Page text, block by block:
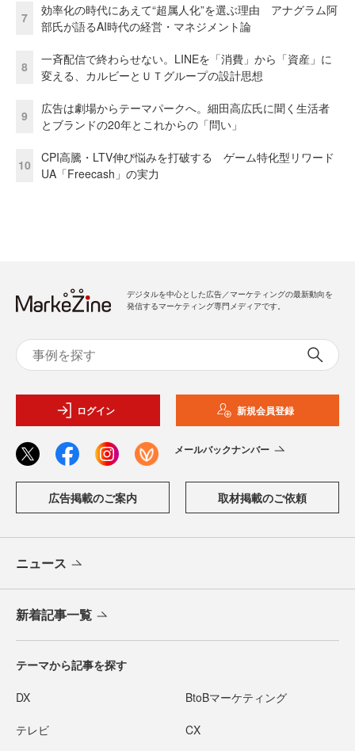
7
効率化の時代にあえて“超属人化”を選ぶ理由 アナグラム阿
部氏が語るAI時代の経営・マネジメント論
8
一斉配信で終わらせない。LINEを「消費」から「資産」に
変える、カルビーとＵＴグループの設計思想
9
広告は劇場からテーマパークへ。細田高広氏に聞く生活者
とブランドの20年とこれからの「問い」
10
CPI高騰・LTV伸び悩みを打破する ゲーム特化型リワード
UA「Freecash」の実力
デジタルを中心とした広告／マーケティングの最新動向を
発信するマーケティング専門メディアです。
ログイン 新規会員登録
メールバックナンバー
広告掲載のご案内 取材掲載のご依頼
ニュース
新着記事一覧
テーマから記事を探す
DX BtoBマーケティング
テレビ CX